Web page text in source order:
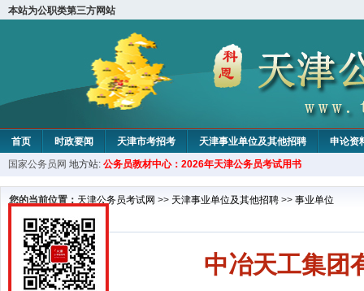
本站为公职类第三方网站
首页 时政要闻 天津市考招考 天津事业单位及其他招聘 申论资
教材中心
国家公务员网 地方站: 公务员教材中心：2026年天津公务员考试用书
您的当前位置： 天津公务员考试网 >> 天津事业单位及其他招聘 >> 事业单位
中冶天工集团